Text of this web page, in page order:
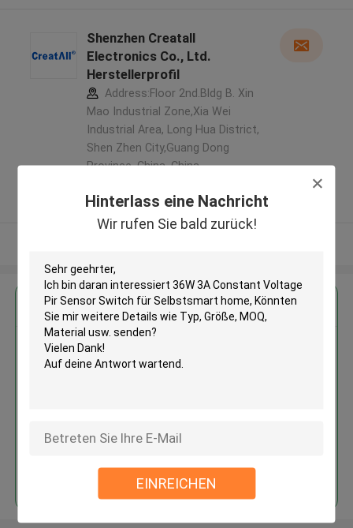
Hinterlass eine Nachricht
Wir rufen Sie bald zurück!
EINREICHEN
Shenzhen Creatall
Electronics Co., Ltd.
Herstellerprofil
Address:Floor 2nd.Bldg B. Xin
Mao Industrial Zone,Xia Wei
Industrial Area, Long Hua District,
Shen Zhen City,Guang Dong
Province. China ,China
Überprüfter Lieferant
Erhalten Sie den besten Preis für
Sensor Switch für Selbstsmart
Fortsetzen